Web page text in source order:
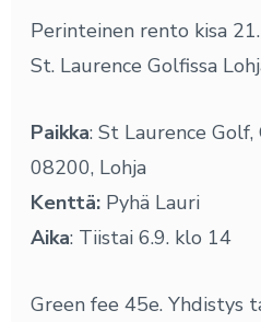
Perinteinen rento kisa
St. Laurence Golfissa
Paikka: St Laurence
08200, Lohja
Kenttä:Pyhä Lauri
Aika: Tiistai 6.9. klo 14
Green fee 45e. Yhdistys